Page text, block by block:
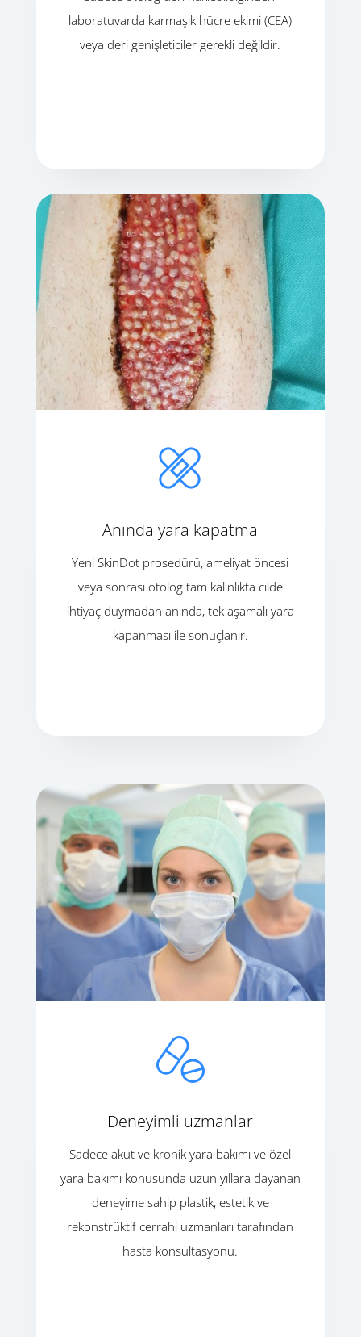
laboratuvarda karmaşık hücre ekimi (CEA)
veya deri genişleticiler gerekli değildir.
Anında yara kapatma
Yeni SkinDot prosedürü, ameliyat öncesi
veya sonrası otolog tam kalınlıkta cilde
ihtiyaç duymadan anında, tek aşamalı yara
kapanması ile sonuçlanır.
Deneyimli uzmanlar
Sadece akut ve kronik yara bakımı ve özel
yara bakımı konusunda uzun yıllara dayanan
deneyime sahip plastik, estetik ve
rekonstrüktif cerrahi uzmanları tarafından
hasta konsültasyonu.